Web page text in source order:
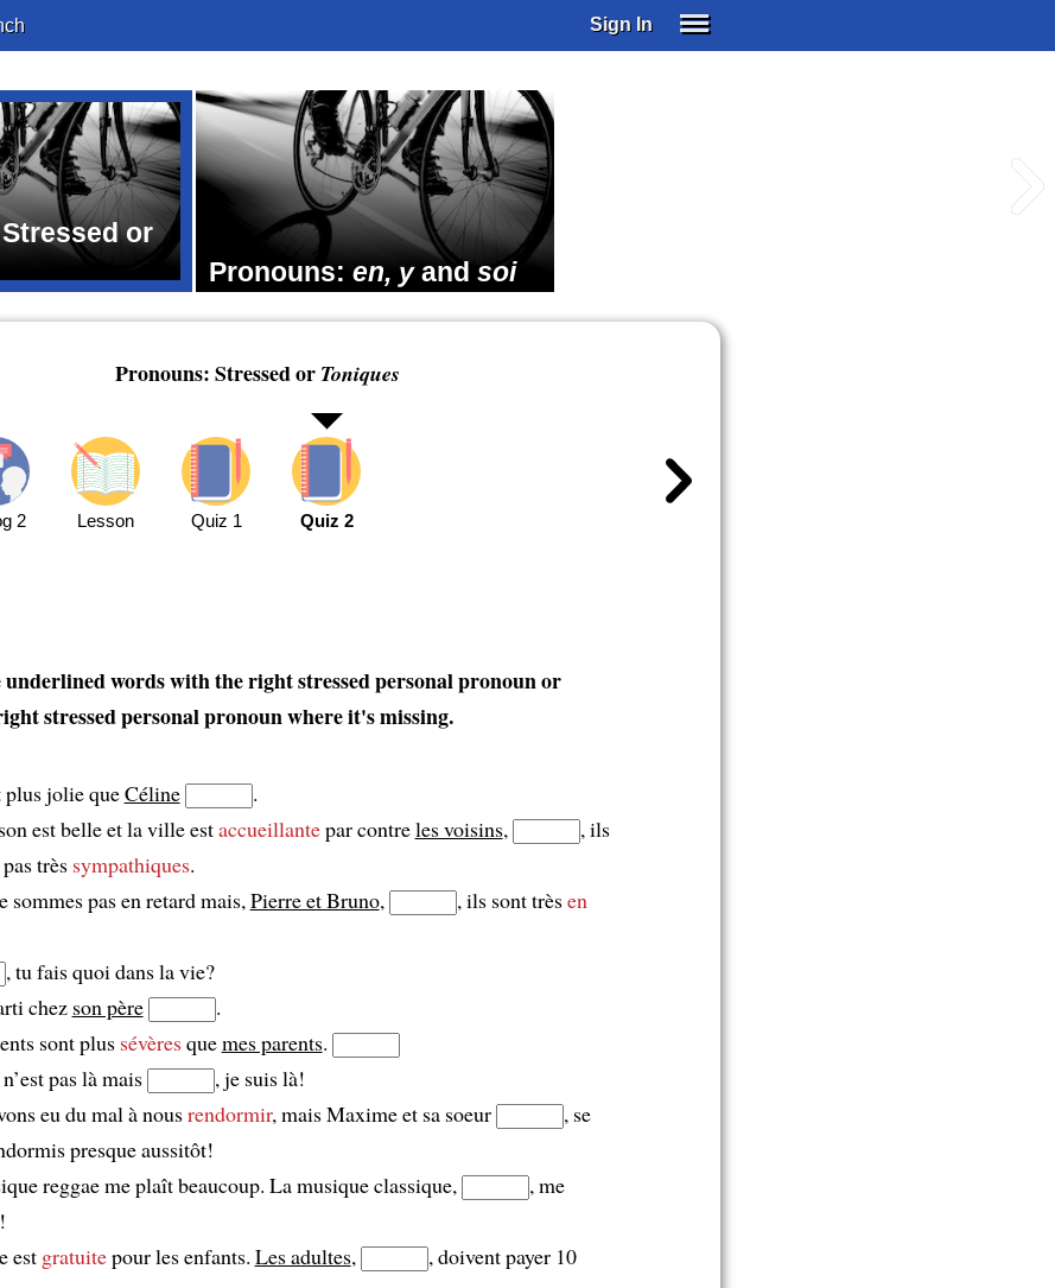
Sign In
or
Pronouns:en, yandsoi
Pronouns: Stressed or Toniques
2 Lesson Quiz 1 Quiz 2
underlined words with the right stressed personal pronoun or
stressed personal pronoun where it's missing.
plus jolie queCéline
.
est belle et la ville estaccueillantepar contreles voisins,
, ils
très sympathiques.
sommes pas en retard mais,Pierre et Bruno, , ils sont trèsen
, tu fais quoi dans la vie?
chez son père
.
sont plus sévèresquemes parents.
pas là mais
, je suis là!
eu du mal à nousrendormir, mais Maxime et sa soeur
, se
presque aussitôt!
reggae me plaît beaucoup. La musique classique,
, me
est gratuitepour les enfants. Les adultes,
, doivent payer 10